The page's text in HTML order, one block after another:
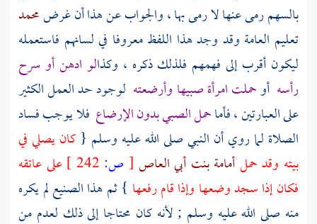
بالسهم رمى عنها لا رمى بها ، والجواب عن هذا أن غرضمحمد
تعليم العامة وقد وجد هذا اللفظ معروفا في لسانهم فاستعمله
ليكون أقرب إلى فهمهم فلذلك ذكره ، وكذالو ادهن أو سرح
رأسه أوحملت امرأة صبيها وأرضعته لوجود حد العمل الكثير
على العبارتين ، فأماحمل الصبي بدون الإرضاع فلا يوجب فساد
الصلاة لما روي أن النبي صلى الله عليه وسلم { كان يصلي في
بيته وقد حملأمامة بنت أبي العاص [ ص:
على عاتقه
فكان إذا سجد وضعها وإذا قام رفعها } ثم هذا الصنيع لم يكره
منه صلى الله عليه وسلم ; لأنه كان محتاجا إلى ذلك لعدم من